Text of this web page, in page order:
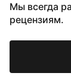
Мы всегда
рецензиям.